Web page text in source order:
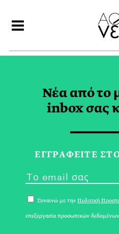
ΜΑΡΤΙΟΣ
Νέα από το
inbox σας
ΕΓΓPΑΦΕΙΤΕ
Συναινώ με την Πολιτική
επεξεργασία προσωπικών